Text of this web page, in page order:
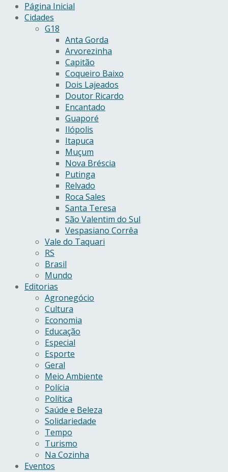
Página Inicial
Cidades
G18
Anta Gorda
Arvorezinha
Capitão
Coqueiro Baixo
Dois Lajeados
Doutor Ricardo
Encantado
Guaporé
Ilópolis
Itapuca
Muçum
Nova Bréscia
Putinga
Relvado
Roca Sales
Santa Teresa
São Valentim do Sul
Vespasiano Corrêa
Vale do Taquari
RS
Brasil
Mundo
Editorias
Agronegócio
Cultura
Economia
Educação
Especial
Esporte
Geral
Meio Ambiente
Polícia
Política
Saúde e Beleza
Solidariedade
Tempo
Turismo
Na Cozinha
Eventos